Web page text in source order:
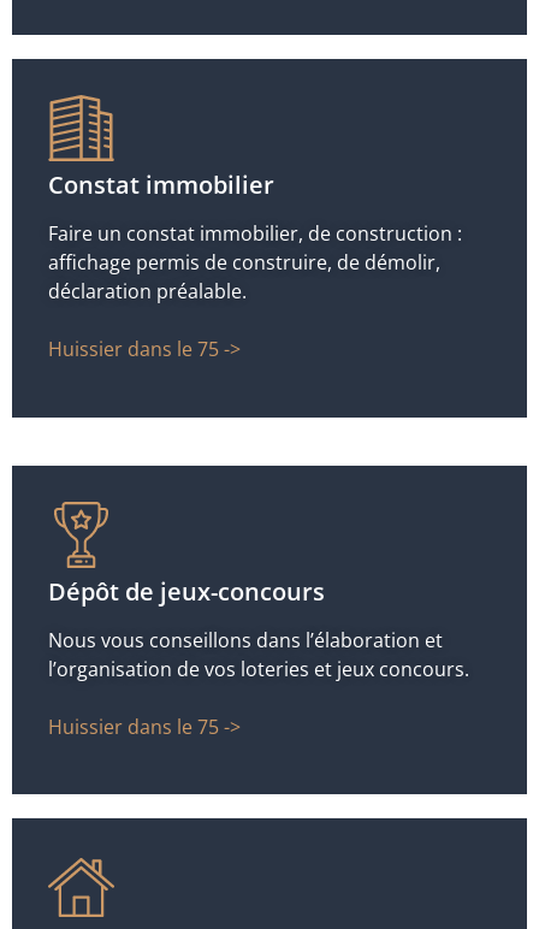
Constat immobilier
Faire un constat immobilier, de construction :
affichage permis de construire, de démolir,
déclaration préalable.
Huissier dans le 75 ->
Dépôt de jeux-concours
Nous vous conseillons dans l’élaboration et
l’organisation de vos loteries et jeux concours.
Huissier dans le 75 ->